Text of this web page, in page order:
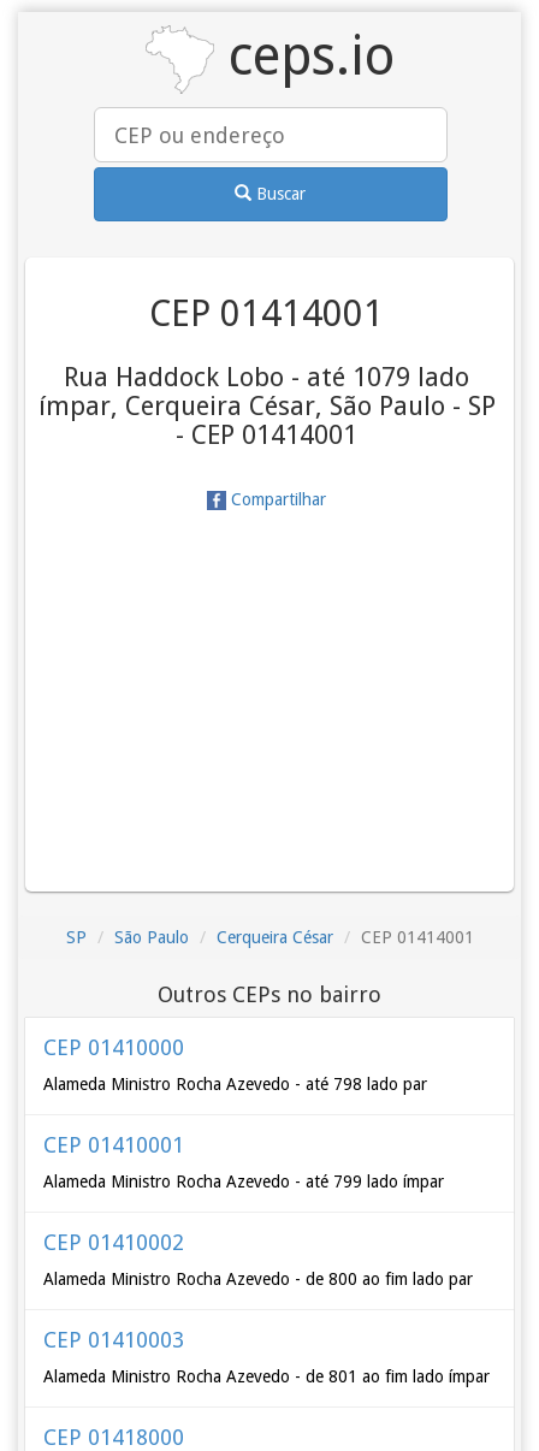
ceps.io
Buscar
CEP 01414001
Rua Haddock Lobo - até 1079 lado
ímpar, Cerqueira César, São Paulo - SP
- CEP 01414001
Compartilhar
SP São Paulo Cerqueira César CEP 01414001
Outros CEPs no bairro
CEP 01410000
Alameda Ministro Rocha Azevedo - até 798 lado par
CEP 01410001
Alameda Ministro Rocha Azevedo - até 799 lado ímpar
CEP 01410002
Alameda Ministro Rocha Azevedo - de 800 ao fim lado par
CEP 01410003
Alameda Ministro Rocha Azevedo - de 801 ao fim lado ímpar
CEP 01418000